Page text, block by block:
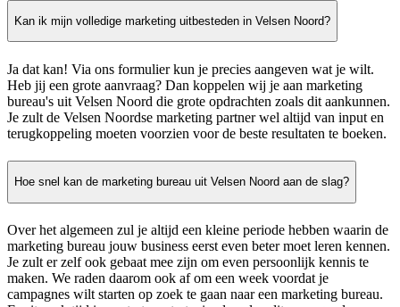
Kan ik mijn volledige marketing uitbesteden in Velsen Noord?
Ja dat kan! Via ons formulier kun je precies aangeven wat je wilt.
Heb jij een grote aanvraag? Dan koppelen wij je aan marketing
bureau's uit Velsen Noord die grote opdrachten zoals dit aankunnen.
Je zult de Velsen Noordse marketing partner wel altijd van input en
terugkoppeling moeten voorzien voor de beste resultaten te boeken.
Hoe snel kan de marketing bureau uit Velsen Noord aan de slag?
Over het algemeen zul je altijd een kleine periode hebben waarin de
marketing bureau jouw business eerst even beter moet leren kennen.
Je zult er zelf ook gebaat mee zijn om even persoonlijk kennis te
maken. We raden daarom ook af om een week voordat je
campagnes wilt starten op zoek te gaan naar een marketing bureau.